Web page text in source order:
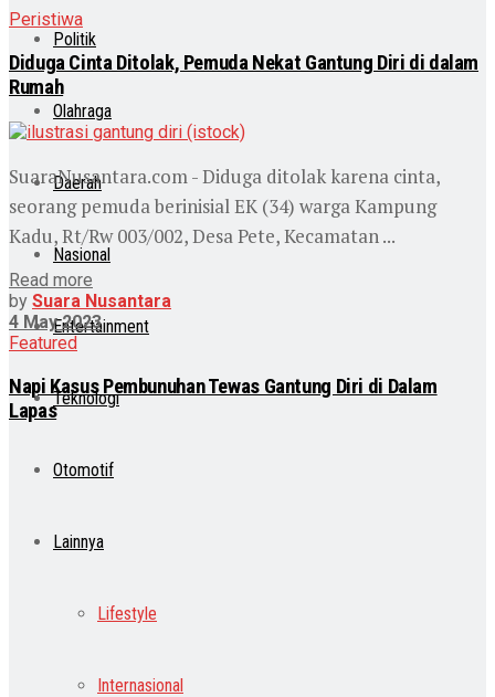
Politik
Olahraga
Daerah
Nasional
Entertainment
Teknologi
Otomotif
Lainnya
Lifestyle
Internasional
Peristiwa
Diduga Cinta Ditolak, Pemuda Nekat Gantung Diri di dalam
Rumah
SuaraNusantara.com - Diduga ditolak karena cinta,
seorang pemuda berinisial EK (34) warga Kampung
Kadu, Rt/Rw 003/002, Desa Pete, Kecamatan ...
Read more
by Suara Nusantara
4 May 2023
Featured
Napi Kasus Pembunuhan Tewas Gantung Diri di Dalam
Lapas